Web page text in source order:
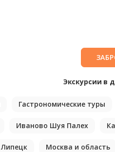
Экскурсии в
Гастрономические туры
Иваново Шуя Палех
Липецк Москва и область